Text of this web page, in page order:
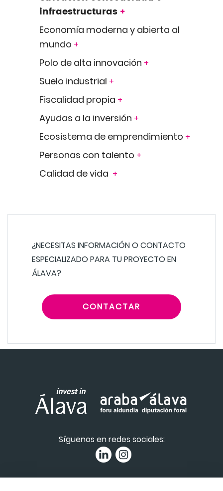
infraestructuras +
Economía moderna y abierta al
mundo +
Polo de alta innovación +
Suelo industrial +
Fiscalidad propia +
Ayudas a la inversión +
Ecosistema de emprendimiento +
Personas con talento +
Calidad de vida +
¿NECESITAS INFORMACIÓN O CONTACTO
ESPECIALIZADO PARA TU PROYECTO EN
ÁLAVA?
CONTACTAR
Síguenos en redes sociales: